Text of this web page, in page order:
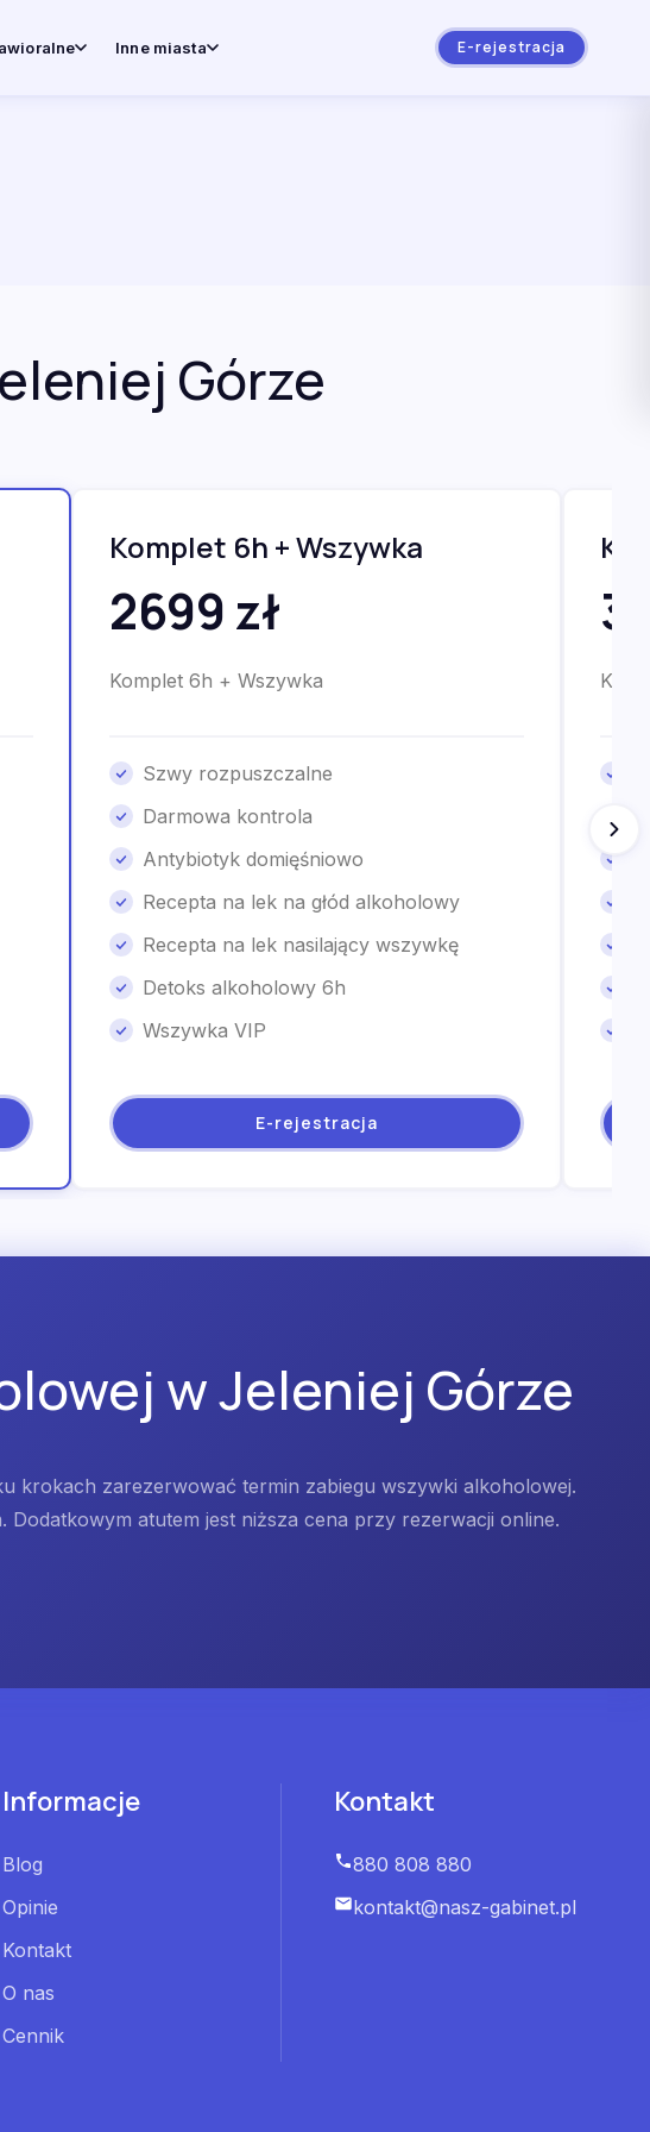
Inne miasta E-rejestracja
Górze
Komplet 6h + Wszywka
2699 zł
Komplet 6h + Wszywka
Szwy rozpuszczalne
Darmowa kontrola
Antybiotyk domięśniowo
Recepta na lek na głód alkoholowy
Recepta na lek nasilający wszywkę
Detoks alkoholowy 6h
Wszywka VIP
E-rejestracja
w Jeleniej Górze
krokach zarezerwować termin zabiegu wszywki alkoholowej.
atutem jest niższa cena przy rezerwacji online.
Informacje
Blog
Opinie
Kontakt
O nas
Cennik
Kontakt
880 808 880
kontakt@nasz-gabinet.pl